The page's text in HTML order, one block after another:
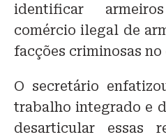
identificar
comércio ilegal de
facções criminosas no
O secretário
trabalho integrado e
desarticular essas